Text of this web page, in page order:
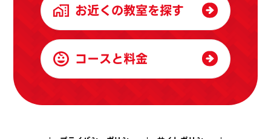
お近くの教室を探す
コースと料金